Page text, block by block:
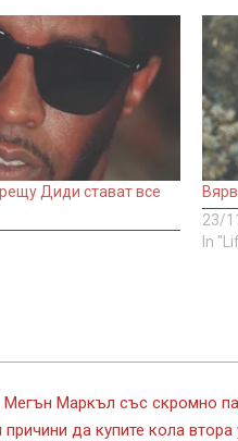
Диди стават все
23/
In
Мегън Маркъл със скромно
причини да купите кола втора